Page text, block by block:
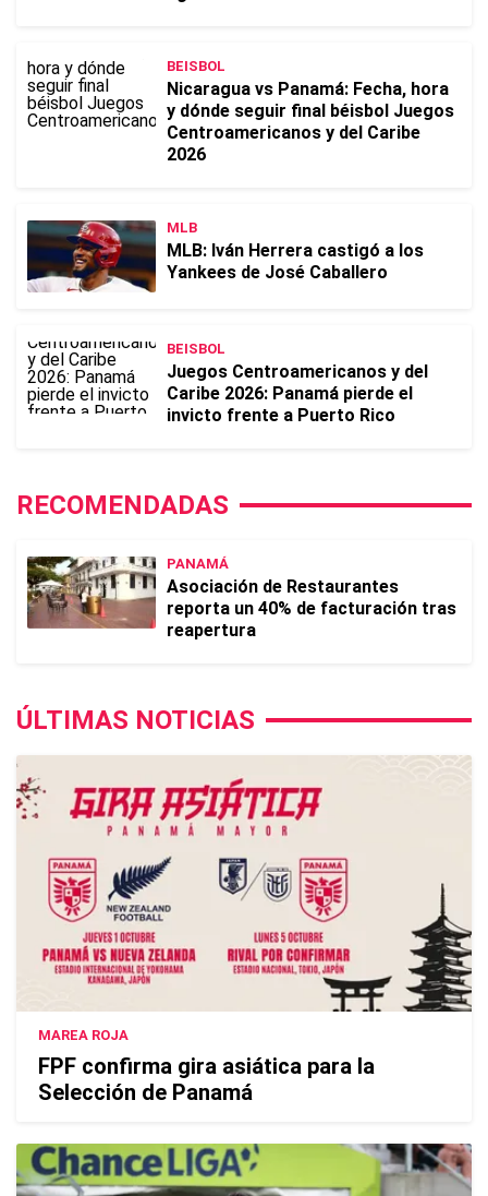
BEISBOL
Nicaragua vs Panamá: Fecha, hora
y dónde seguir final béisbol Juegos
Centroamericanos y del Caribe
2026
MLB
MLB: Iván Herrera castigó a los
Yankees de José Caballero
BEISBOL
Juegos Centroamericanos y del
Caribe 2026: Panamá pierde el
invicto frente a Puerto Rico
RECOMENDADAS
PANAMÁ
Asociación de Restaurantes
reporta un 40% de facturación tras
reapertura
ÚLTIMAS NOTICIAS
MAREA ROJA
FPF confirma gira asiática para la
Selección de Panamá